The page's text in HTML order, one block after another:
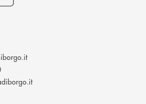
(si apre l’app di posta elettronica)
(si apre l’app di posta